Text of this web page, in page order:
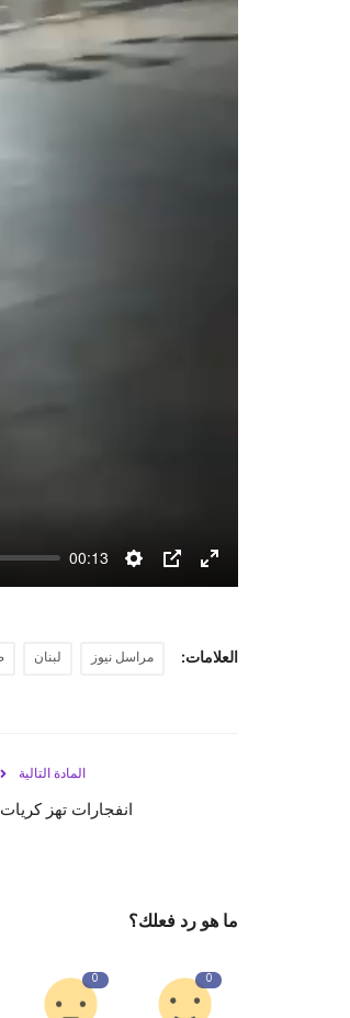
00:13
العلامات: مراسل نيوز لبنان
المادة التالية
انفجارات تهز
ما هو رد فعلك؟
0
0